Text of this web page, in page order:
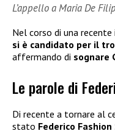
L’appello a Maria De
Nel corso di una recente
si è candidato per il
affermando di sognare
Le parole di
Di recente a tornare al
stato Federico